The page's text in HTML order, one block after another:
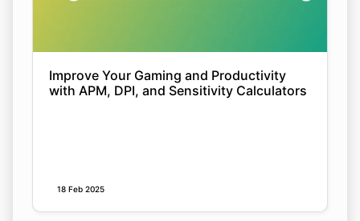
Improve Your Gaming and Productivity
with APM, DPI, and Sensitivity Calculators
18 Feb 2025